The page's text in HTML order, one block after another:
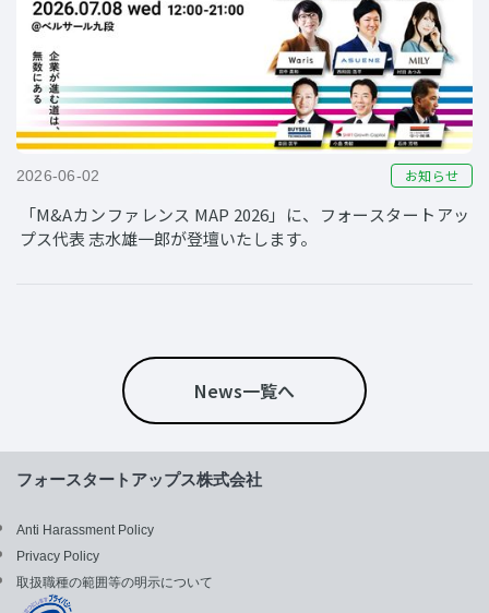
2026-06-02 お知らせ
「M&Aカンファレンス MAP 2026」に、フォースタートアッ
プス代表 志水雄一郎が登壇いたします。
News一覧へ
フォースタートアップス株式会社
Anti Harassment Policy
Privacy Policy
取扱職種の範囲等の明示について